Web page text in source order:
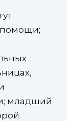
помощи;
младший